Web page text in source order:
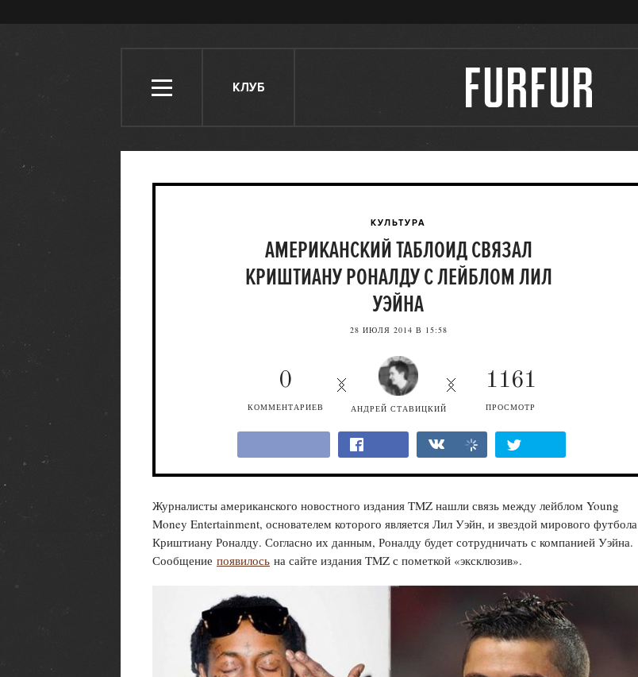
КЛУБ
КУЛЬТУРА
АМЕРИКАНСКИЙ ТАБЛОИД СВЯЗАЛ
КРИШТИАНУ РОНАЛДУ С ЛЕЙБЛОМ ЛИЛ
УЭЙНА
28 ИЮЛЯ 2014 В 15:58
АНДРЕЙ СТАВИЦКИЙ
1161
ПРОСМОТР
0
КОММЕНТАРИЕВ
Журналисты американского новостного издания TMZ нашли связь между лейблом Young
Money Entertainment, основателем которого является Лил Уэйн, и звездой мирового футбола
Криштиану Роналду. Согласно их данным, Роналду будет сотрудничать с компанией Уэйна.
Сообщение появилось на сайте издания TMZ с пометкой «эксклюзив».